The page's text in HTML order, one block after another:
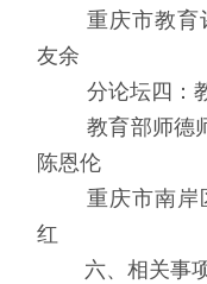
重庆市教育
友余
分论坛四：
教育部师德
陈恩伦
重庆市南岸
红
六、 相关事